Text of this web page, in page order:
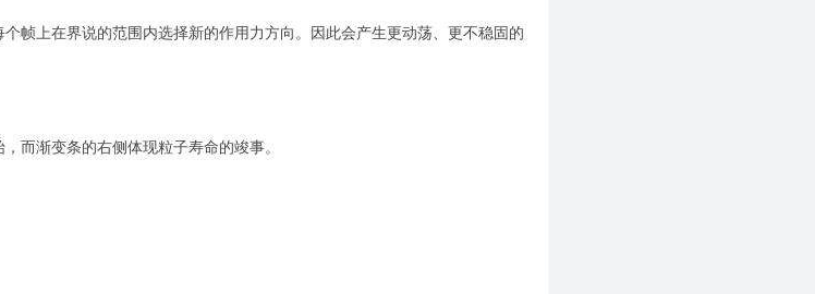
帧上在界说的范围内选择新的作用力方向。因此会产生更动荡、更不稳固的
而渐变条的右侧体现粒子寿命的竣事。